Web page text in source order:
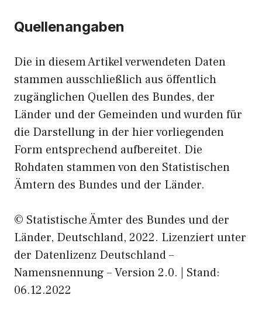
Quellenangaben
Die in diesem Artikel verwendeten Daten
stammen ausschließlich aus öffentlich
zugänglichen Quellen des Bundes, der
Länder und der Gemeinden und wurden für
die Darstellung in der hier vorliegenden
Form entsprechend aufbereitet. Die
Rohdaten stammen von den Statistischen
Ämtern des Bundes und der Länder.
© Statistische Ämter des Bundes und der
Länder, Deutschland, 2022. Lizenziert unter
der Datenlizenz Deutschland –
Namensnennung – Version 2.0. | Stand:
06.12.2022